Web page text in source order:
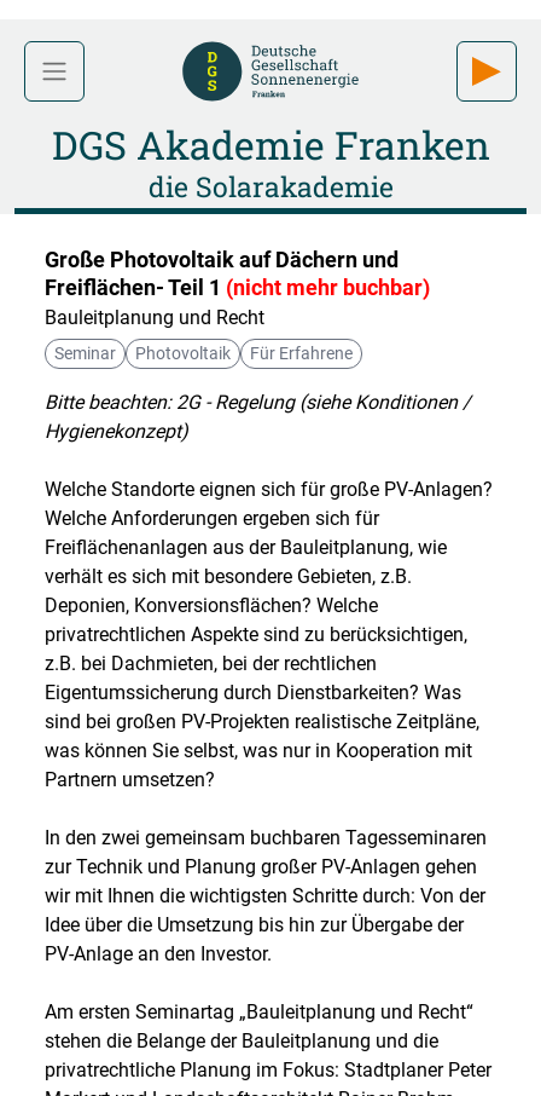
DGS Akademie Franken
die Solarakademie
Große Photovoltaik auf Dächern und
Freiflächen- Teil 1 (nicht mehr buchbar)
Bauleitplanung und Recht
Seminar Photovoltaik Für Erfahrene
Bitte beachten: 2G - Regelung (siehe Konditionen /
Hygienekonzept)
Welche Standorte eignen sich für große PV-Anlagen?
Welche Anforderungen ergeben sich für
Freiflächenanlagen aus der Bauleitplanung, wie
verhält es sich mit besondere Gebieten, z.B.
Deponien, Konversionsflächen? Welche
privatrechtlichen Aspekte sind zu berücksichtigen,
z.B. bei Dachmieten, bei der rechtlichen
Eigentumssicherung durch Dienstbarkeiten? Was
sind bei großen PV-Projekten realistische Zeitpläne,
was können Sie selbst, was nur in Kooperation mit
Partnern umsetzen?
In den zwei gemeinsam buchbaren Tagesseminaren
zur Technik und Planung großer PV-Anlagen gehen
wir mit Ihnen die wichtigsten Schritte durch: Von der
Idee über die Umsetzung bis hin zur Übergabe der
PV-Anlage an den Investor.
Am ersten Seminartag „Bauleitplanung und Recht“
stehen die Belange der Bauleitplanung und die
privatrechtliche Planung im Fokus: Stadtplaner Peter